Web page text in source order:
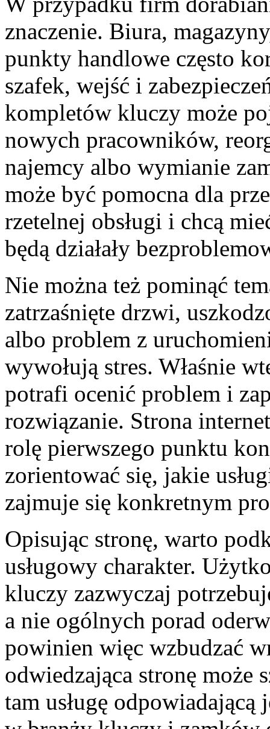
znaczenie. Biura,
punkty handlowe często
szafek, wejść i
kompletów kluczy może
nowych pracowników,
najemcy albo wymianie
może być pomocna dla
rzetelnej obsługi i chcą
będą działały
Nie można też pominąć
zatrzaśnięte drzwi,
albo problem z
wywołują stres. Właśnie
potrafi ocenić problem i
rozwiązanie. Strona
rolę pierwszego punktu
zorientować się, jakie
zajmuje się konkretnym
Opisując stronę, warto
usługowy charakter.
kluczy zazwyczaj
a nie ogólnych porad
powinien więc wzbudzać
odwiedzająca stronę może
tam usługę